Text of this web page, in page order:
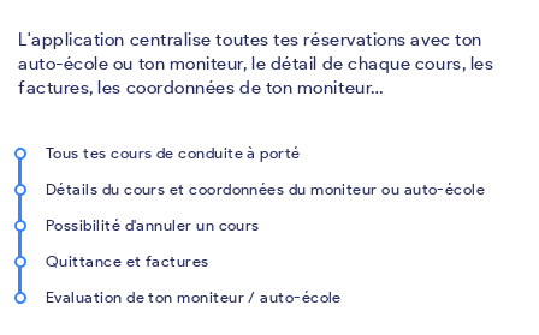
L'application centralise toutes tes réservations avec ton
auto-école ou ton moniteur, le détail de chaque cours, les
factures, les coordonnées de ton moniteur…
Tous tes cours de conduite à porté
Détails du cours et coordonnées du moniteur ou auto-école
Possibilité d'annuler un cours
Quittance et factures
Evaluation de ton moniteur / auto-école